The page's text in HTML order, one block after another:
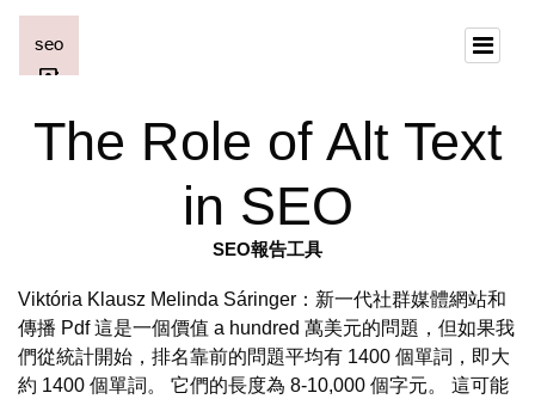
The Role of Alt Text
in SEO
SEO報告工具
Viktória Klausz Melinda Sáringer：新一代社群媒體網站和
傳播 Pdf 這是一個價值 a hundred 萬美元的問題，但如果我
們從統計開始，排名靠前的問題平均有 1400 個單詞，即大
約 1400 個單詞。 它們的長度為 8-10,000 個字元。 這可能